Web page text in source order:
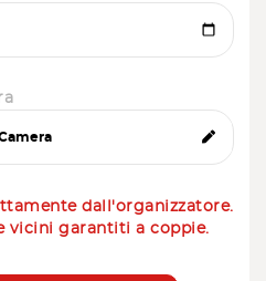
dall'organizzatore.
vicini garantiti a coppie.